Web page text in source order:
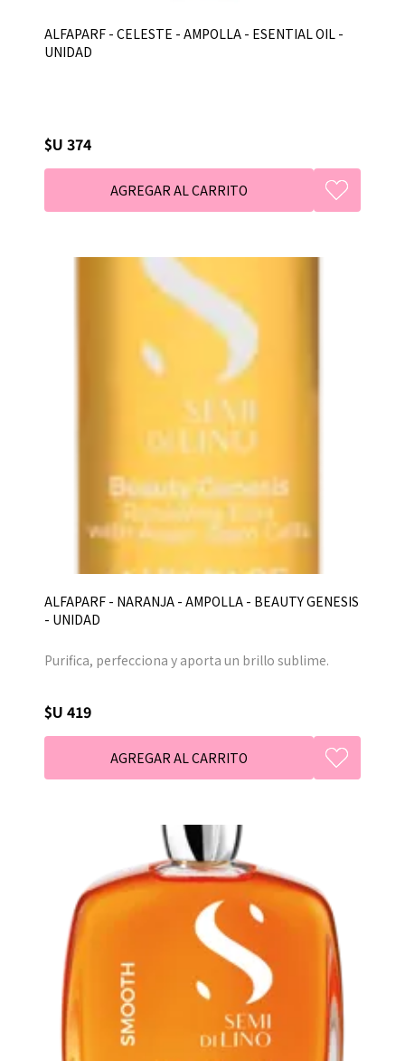
ALFAPARF - CELESTE - AMPOLLA - ESENTIAL OIL -
UNIDAD
$U 374
ALFAPARF - NARANJA - AMPOLLA - BEAUTY GENESIS
- UNIDAD
Purifica, perfecciona y aporta un brillo sublime.
$U 419